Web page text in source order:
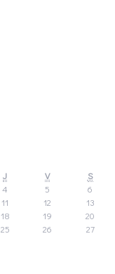
J V
S
4 5
6
11 12
13
18 19
20
25 26
27